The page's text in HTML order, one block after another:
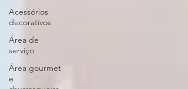
Acessórios
decorativos
Área de
serviço
Área gourmet
e